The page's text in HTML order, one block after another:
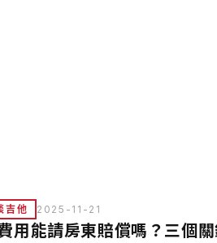
吉他 2025-11-21
用能請房東賠償嗎？三個